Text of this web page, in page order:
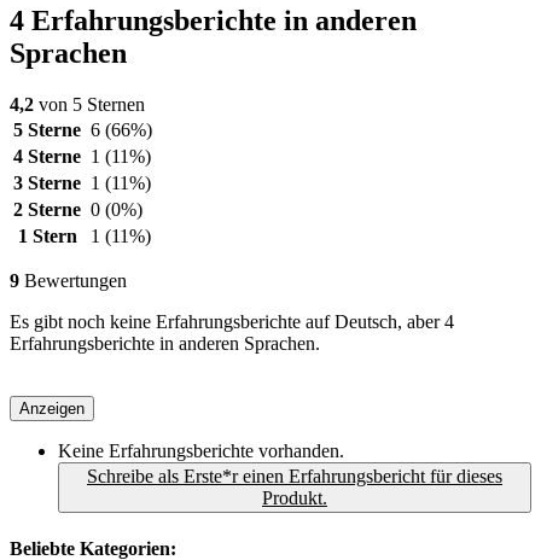
4 Erfahrungsberichte in anderen
Sprachen
4,2 von 5 Sternen
5 Sterne 6 (66%)
4 Sterne 1 (11%)
3 Sterne 1 (11%)
2 Sterne 0 (0%)
1 Stern
1 (11%)
9 Bewertungen
Es gibt noch keine Erfahrungsberichte auf Deutsch, aber 4
Erfahrungsberichte in anderen Sprachen.
Anzeigen
Keine Erfahrungsberichte vorhanden.
Schreibe als Erste*r einen Erfahrungsbericht für dieses
Produkt.
Beliebte Kategorien: